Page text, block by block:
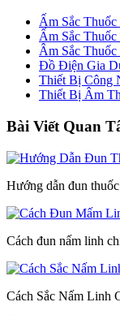
Ấm Sắc Thuốc
Ấm Sắc
Âm Sắc
Đồ Điện Gia
Thiết Bị Công
Thiết Bị Âm
Bài Viết Quan
Hướng dẫn đun
Cách đun nấm linh
Cách Sắc Nấm Linh